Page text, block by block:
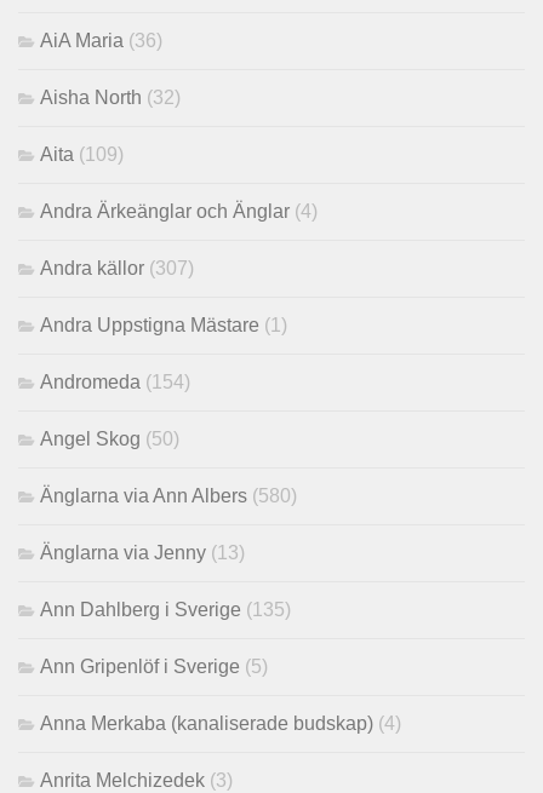
AiA Maria (36)
Aisha North (32)
Aita (109)
Andra Ärkeänglar och Änglar (4)
Andra källor (307)
Andra Uppstigna Mästare (1)
Andromeda (154)
Angel Skog (50)
Änglarna via Ann Albers (580)
Änglarna via Jenny (13)
Ann Dahlberg i Sverige (135)
Ann Gripenlöf i Sverige (5)
Anna Merkaba (kanaliserade budskap) (4)
Anrita Melchizedek (3)